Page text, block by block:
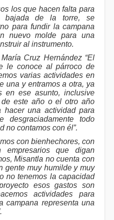
los que hacen falta para
bajada de la torre, se
para fundir la campana
nuevo molde para una
al instrumento.
Cruz Hernández “El
le conoce al párroco de
varias actividades en
una y entramos a otra, ya
en ese asunto, inclusive
este año o el otro año
una actividad para
desgraciadamente todo
no contamos con él”.
con bienhechores, con
empresarios que digan
Misantla no cuenta con
gente muy humilde y muy
no tenemos la capacidad
esos gastos son
actividades para
campana representa una